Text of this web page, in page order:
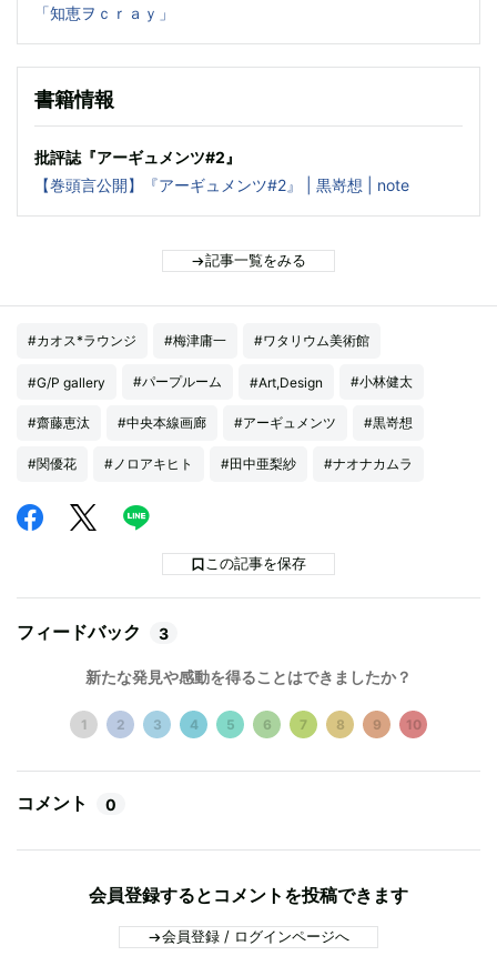
「知恵ヲｃｒａｙ」
書籍情報
批評誌『アーギュメンツ#2』
【巻頭言公開】『アーギュメンツ#2』 | 黒嵜想 | note
記事一覧をみる
#カオス*ラウンジ #梅津庸一 #ワタリウム美術館
#G/P gallery #パープルーム #Art,Design #小林健太
#齋藤恵汰 #中央本線画廊 #アーギュメンツ #黒嵜想
#関優花 #ノロアキヒト #田中亜梨紗 #ナオナカムラ
この記事を保存
フィードバック 3
新たな発見や感動を得ることはできましたか？
1 2 3 4 5 6 7 8 9 10
コメント 0
会員登録するとコメントを投稿できます
会員登録 / ログインページへ